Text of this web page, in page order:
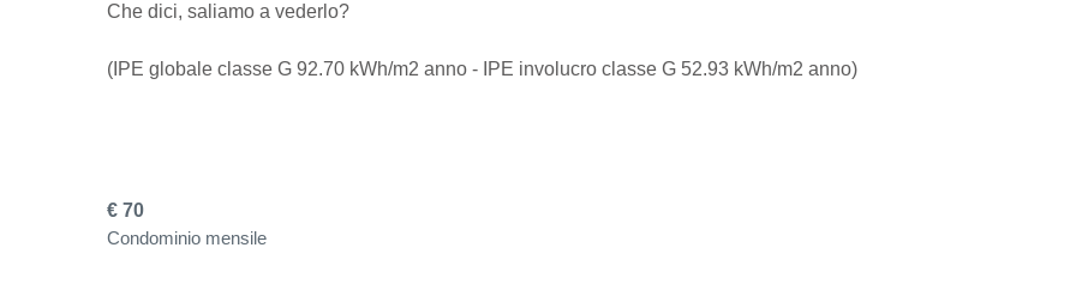
Che dici, saliamo a vederlo?
(IPE globale classe G 92.70 kWh/m2 anno - IPE involucro classe G 52.93 kWh/m2 anno)
€ 70
Condominio mensile